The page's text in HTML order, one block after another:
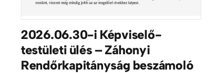
2026.06.30-i Képviselő-
testületi ülés – Záhonyi
Rendőrkapitányság beszámoló